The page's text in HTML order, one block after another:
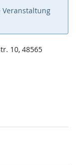
10, 48565